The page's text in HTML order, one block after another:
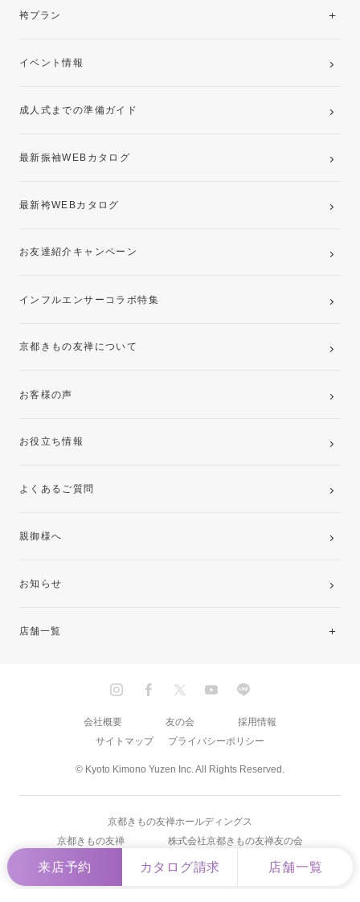
来店予約 カタログ請求 店舗一覧
レンタルプラン
袴プラン
卒業袴レンタルプラン
イベント情報
成人式までの準備ガイド
最新振袖WEBカタログ
最新袴WEBカタログ
お友達紹介キャンペーン
インフルエンサーコラボ特集
京都きもの友禅について
お客様の声
お役立ち情報
よくあるご質問
親御様へ
お知らせ
店舗一覧
九州
© Kyoto Kimono Yuzen Inc. All Rights Reserved.
会社概要 友の会
採用情報
サイトマップ
プライバシーポリシー
京都きもの友禅ホールディングス
京都きもの友禅
株式会社京都きもの友禅友の会